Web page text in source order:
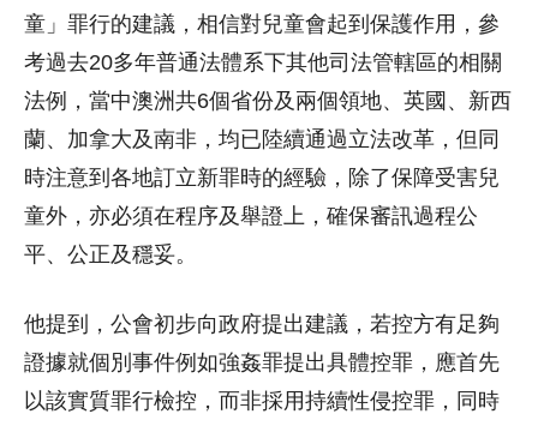
童」罪行的建議，相信對兒童會起到保護作用，參
考過去20多年普通法體系下其他司法管轄區的相關
法例，當中澳洲共6個省份及兩個領地、英國、新西
蘭、加拿大及南非，均已陸續通過立法改革，但同
時注意到各地訂立新罪時的經驗，除了保障受害兒
童外，亦必須在程序及舉證上，確保審訊過程公
平、公正及穩妥。
他提到，公會初步向政府提出建議，若控方有足夠
證據就個別事件例如強姦罪提出具體控罪，應首先
以該實質罪行檢控，而非採用持續性侵控罪，同時